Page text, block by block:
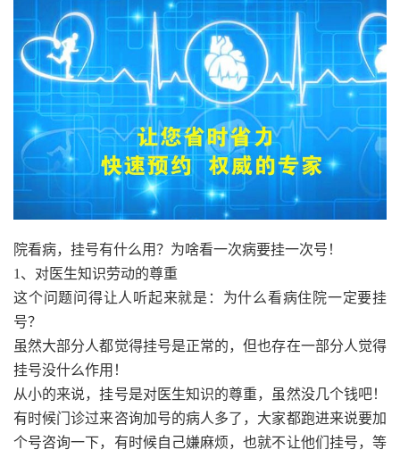
院看病，挂号有什么用？为啥看一次病要挂一次号！
1、对医生知识劳动的尊重
这个问题问得让人听起来就是：为什么看病住院一定要挂
号？
虽然大部分人都觉得挂号是正常的，但也存在一部分人觉得
挂号没什么作用！
从小的来说，挂号是对医生知识的尊重，虽然没几个钱吧！
有时候门诊过来咨询加号的病人多了，大家都跑进来说要加
个号咨询一下，有时候自己嫌麻烦，也就不让他们挂号，等